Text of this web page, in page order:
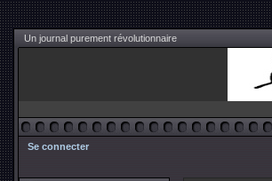
Un journal purement révolutionnaire
Se connecter